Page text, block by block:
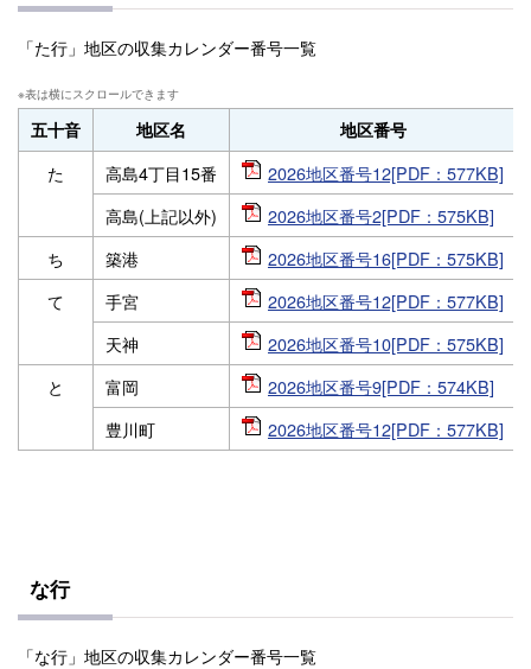
「た行」地区の収集カレンダー番号一覧
五十音 地区名 地区番号
た 高島4丁目15番
2026地区番号12[PDF：577KB]
高島(上記以外)
2026地区番号2[PDF：575KB]
ち
築港
2026地区番号16[PDF：575KB]
て
手宮
2026地区番号12[PDF：577KB]
天神
2026地区番号10[PDF：575KB]
と
富岡
2026地区番号9[PDF：574KB]
豊川町
2026地区番号12[PDF：577KB]
な行
「な行」地区の収集カレンダー番号一覧